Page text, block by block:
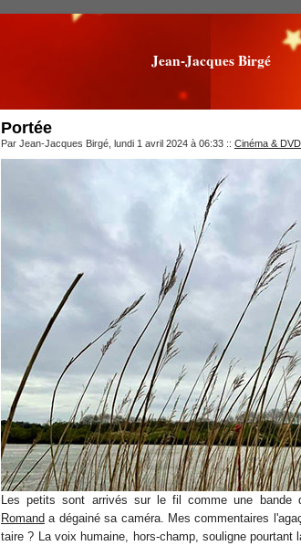
Jean-Jacques Birgé
Portée
Par Jean-Jacques Birgé, lundi 1 avril 2024 à 06:33 :: Cinéma & DVD
Les petits sont arrivés sur le fil comme une bande
Romand a dégainé sa caméra. Mes commentaires
taire ? La voix humaine, hors-champ, souligne pourtant